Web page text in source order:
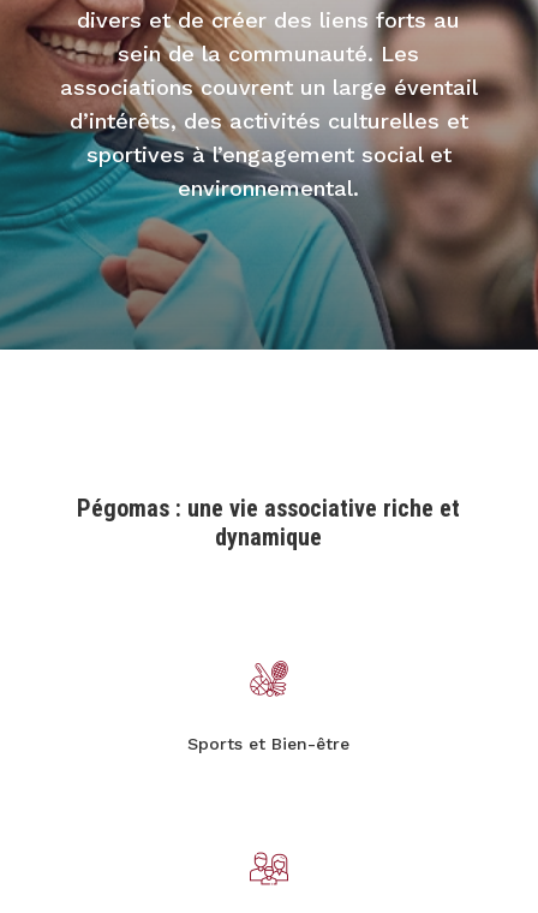
divers et de créer des liens forts au
sein de la communauté. Les
associations couvrent un large éventail
d’intérêts, des activités culturelles et
sportives à l’engagement social et
environnemental.
Pégomas : une vie associative riche et
dynamique
Sports et Bien-être